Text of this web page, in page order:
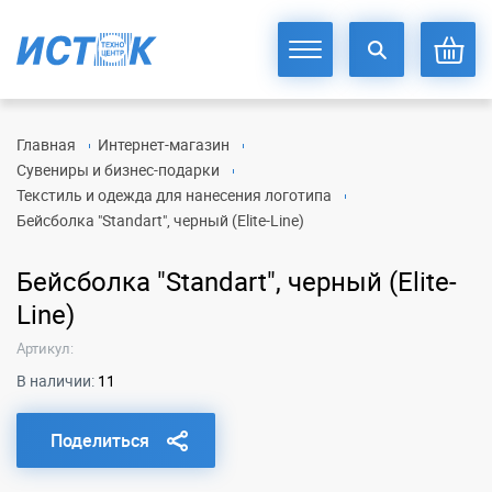
Главная
Интернет-магазин
Сувениры и бизнес-подарки
Текстиль и одежда для нанесения логотипа
Бейсболка "Standart", черный (Elite-Line)
Бейсболка "Standart", черный (Elite-
Line)
Артикул:
В наличии: 11
Поделиться